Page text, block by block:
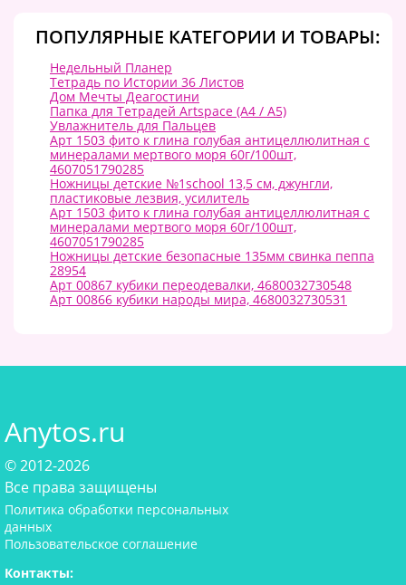
ПОПУЛЯРНЫЕ КАТЕГОРИИ И ТОВАРЫ:
Недельный Планер
Тетрадь по Истории 36 Листов
Дом Мечты Деагостини
Папка для Тетрадей Artspace (A4 / А5)
Увлажнитель для Пальцев
Арт 1503 фито к глина голубая антицеллюлитная с
минералами мертвого моря 60г/100шт,
4607051790285
Ножницы детские №1school 13,5 см, джунгли,
пластиковые лезвия, усилитель
Арт 1503 фито к глина голубая антицеллюлитная с
минералами мертвого моря 60г/100шт,
4607051790285
Ножницы детские безопасные 135мм свинка пеппа
28954
Арт 00867 кубики переодевалки, 4680032730548
Арт 00866 кубики народы мира, 4680032730531
Anytos.ru
© 2012-2026
Все права защищены
Политика обработки персональных
данных
Пользовательское соглашение
Контакты: